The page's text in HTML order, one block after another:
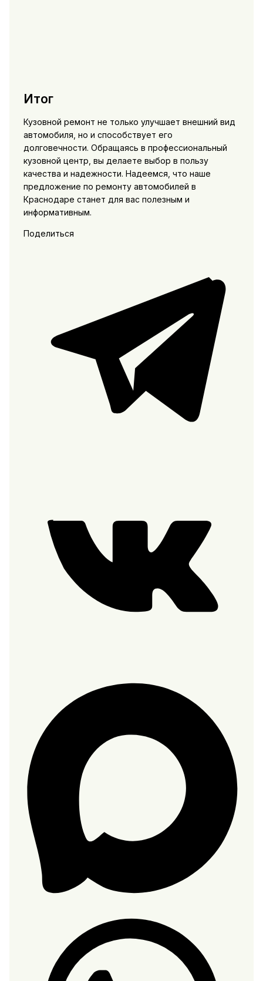
Итог
Кузовной ремонт не только улучшает внешний вид
автомобиля, но и способствует его
долговечности. Обращаясь в профессиональный
кузовной центр, вы делаете выбор в пользу
качества и надежности. Надеемся, что наше
предложение по ремонту автомобилей в
Краснодаре станет для вас полезным и
информативным.
Поделиться